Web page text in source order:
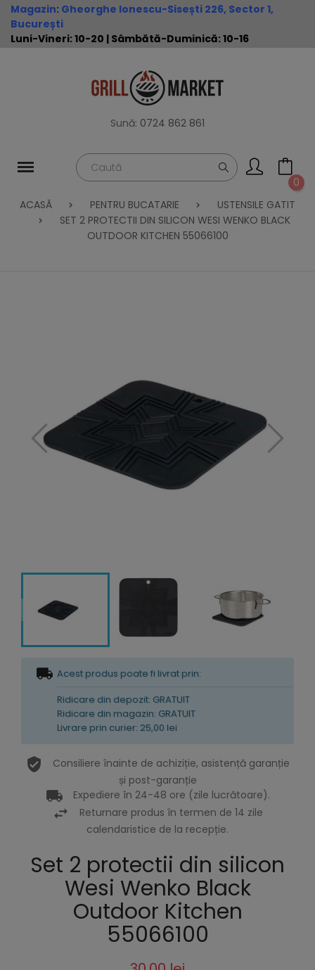
Magazin: Gheorghe Ionescu-Sisești 226, Sector 1,
București
Luni-Vineri: 10-20 | Sâmbătă-Duminică: 10-16
Sună: 0724 862 861
0
ACASĂ
PENTRU BUCATARIE
USTENSILE GATIT
SET 2 PROTECTII DIN SILICON WESI WENKO BLACK
OUTDOOR KITCHEN 55066100
Acest produs poate fi livrat prin:
Ridicare din depozit: GRATUIT
Ridicare din magazin: GRATUIT
Livrare prin curier: 25,00 lei
Consiliere înainte de achiziție, asistență garanție
și post-garanție
Expediere în 24-48 ore (zile lucrătoare).
Returnare produs în termen de 14 zile
calendaristice de la recepție.
Set 2 protectii din silicon
Wesi Wenko Black
Outdoor Kitchen
55066100